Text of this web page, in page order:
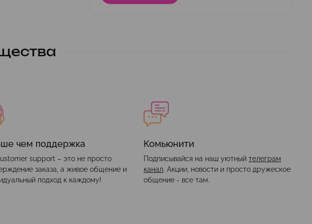
чем поддержка
support – это не просто
заказа, а живое общение и
подход к каждому!
Комьюнити
Подписывайся на наш уютный телеграм
канал. Акции, новости и просто дружеское
общение - все там.